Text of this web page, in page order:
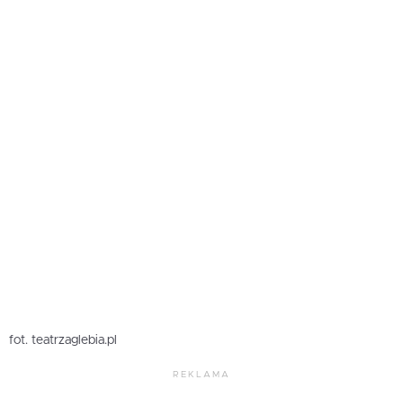
fot. teatrzaglebia.pl
REKLAMA